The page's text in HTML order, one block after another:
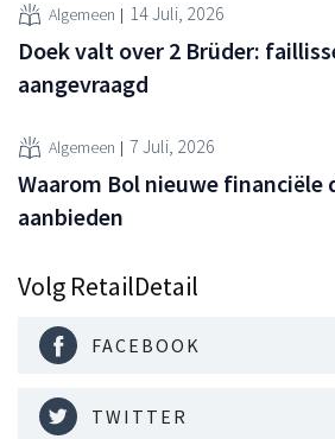
Algemeen 14 Juli, 2026
Doek valt over 2 Brüder:
aangevraagd
Algemeen 7 Juli, 2026
Waarom Bol nieuwe financiële
aanbieden
Volg RetailDetail
FACEBOOK
TWITTER